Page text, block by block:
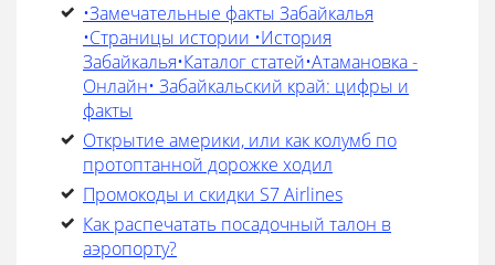
•Замечательные факты Забайкалья
•Страницы истории •История
Забайкалья•Каталог статей•Атамановка -
Онлайн• Забайкальский край: цифры и
факты
Открытие америки, или как колумб по
протоптанной дорожке ходил
Промокоды и скидки S7 Airlines
Как распечатать посадочный талон в
аэропорту?